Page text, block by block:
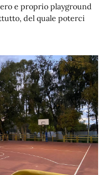
e proprio playground
del quale poterci